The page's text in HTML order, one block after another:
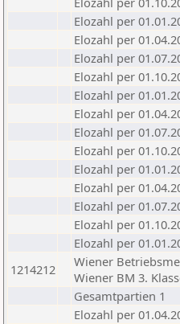
Elozahl per
Elozahl per
Elozahl per
Elozahl per
Elozahl per
Elozahl per
Elozahl per
Elozahl per
Elozahl per
Elozahl per
Elozahl per
Elozahl per
Elozahl per
1214212
Wiener
Wiener BM 3.
Gesamtpartien 1
Elozahl per